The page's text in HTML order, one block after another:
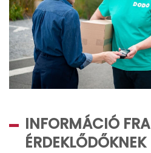
INFORMÁCIÓ
ÉRDEKLŐDŐKNEK